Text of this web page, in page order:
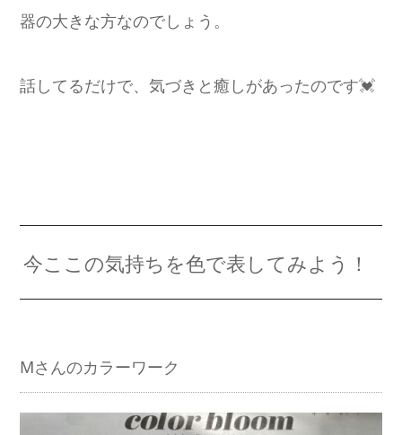
器の大きな方なのでしょう。
話してるだけで、気づきと癒しがあったのです💓
今ここの気持ちを色で表してみよう！
Mさんのカラーワーク